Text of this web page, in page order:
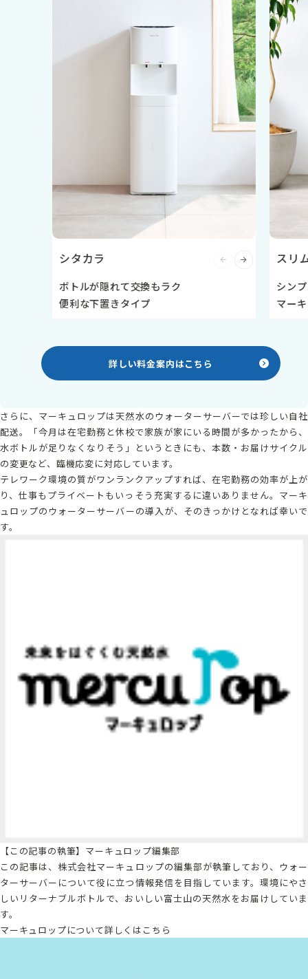
シタカラ
ボトルが隠れて交換もラク
便利な下置きタイプ
スリ
シン
マー
詳しい料金案内はこちら
さらに、マーキュロップは天然水のウォーターサーバーでは珍しい自社
配送。「今月は在宅勤務と休校で家族が家にいる時間が多かったから、
水ボトルが足りなくなりそう」というときにも、本数・お届けサイクル
の変更など、臨機応変に対応しています。
テレワーク環境の質がワンランクアップすれば、在宅勤務の効率が上が
り、仕事もプライベートもいっそう充実するに違いありません。マーキ
ュロップの ウォーターサーバーの導入が、そのきっかけとなれば幸いで
す。
【この記事の執筆】マーキュロップ編集部
この記事は、株式会社マーキュロップの編集部が執筆しており、ウォー
ターサーバーについて役に立つ情報発信を目指しています。環境にやさ
しいリターナブルボトルで、おいしい富士山の天然水をお届けしていま
す。
マーキュロップについて詳しくはこちら